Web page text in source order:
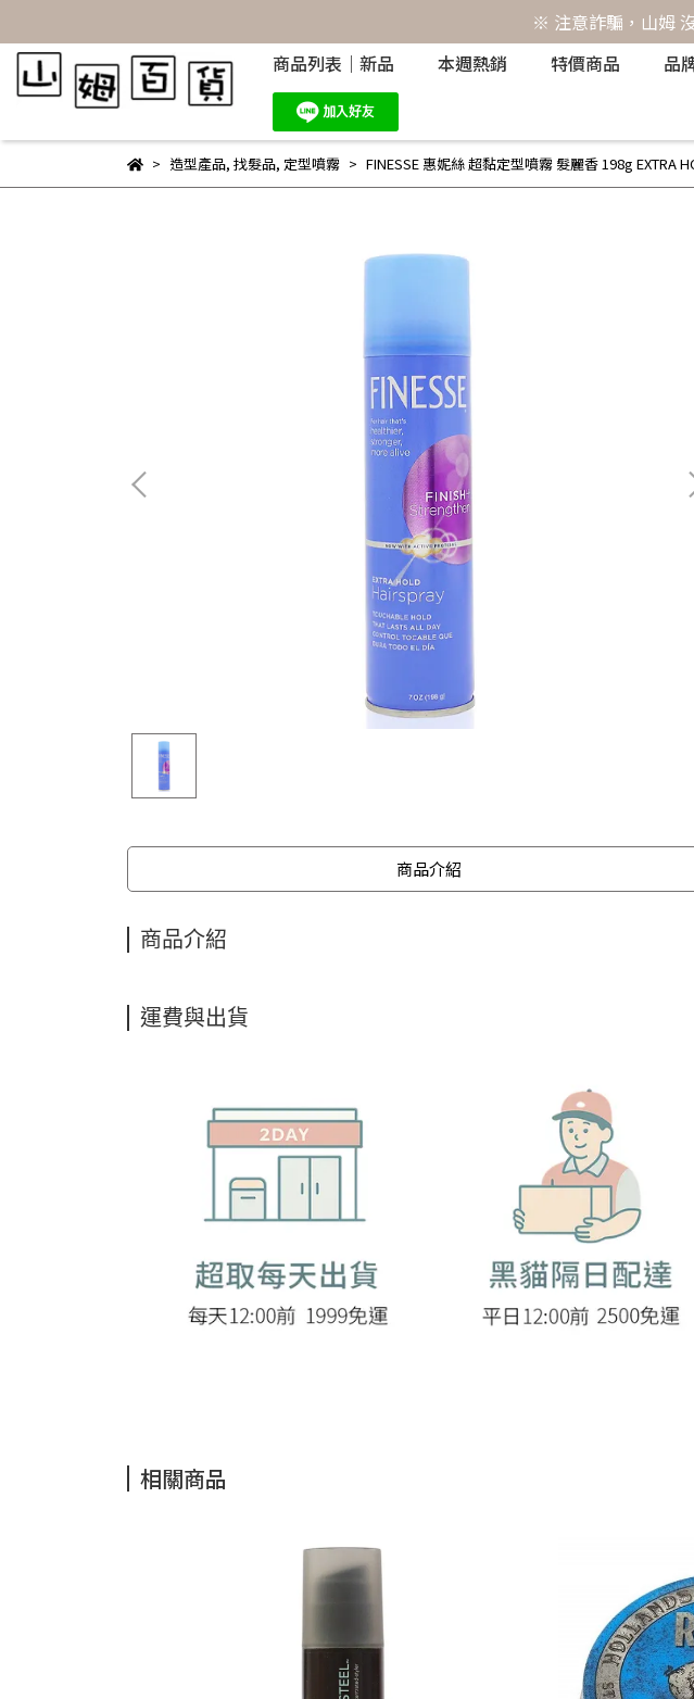
※ 注意詐騙，山姆
商品列表｜新品
本週熱銷 特價商品 品
造型產品, 找髮品, 定型噴霧 FINESSE 惠妮絲 超黏定型噴霧 髮麗香 198g EXTRA
商品介紹
商品介紹
運費與出貨
相關商品